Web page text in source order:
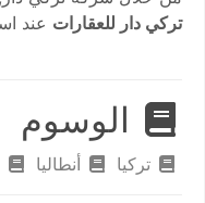
تركي دار للعقارات عند
الوسوم
تركيا أنطاليا